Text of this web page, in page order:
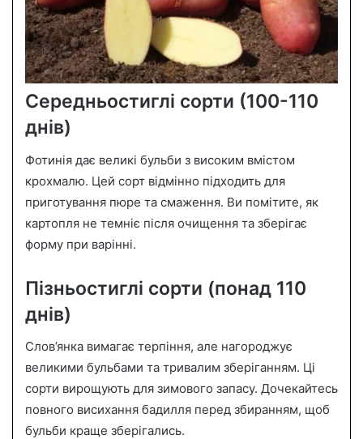
Середньостиглі сорти (100-110
днів)
Фотинія дає великі бульби з високим вмістом
крохмалю. Цей сорт відмінно підходить для
приготування пюре та смаження. Ви помітите, як
картопля не темніє після очищення та зберігає
форму при варінні.
Пізньостиглі сорти (понад 110
днів)
Слов’янка вимагає терпіння, але нагороджує
великими бульбами та тривалим зберіганням. Ці
сорти вирощують для зимового запасу. Дочекайтесь
повного висихання бадилля перед збиранням, щоб
бульби краще зберігались.